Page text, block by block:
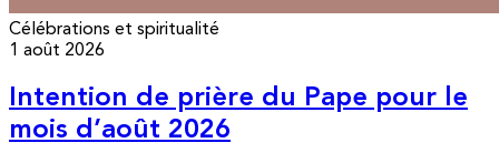
Célébrations et spiritualité
1 août 2026
Intention de prière du Pape pour le
mois d’août 2026